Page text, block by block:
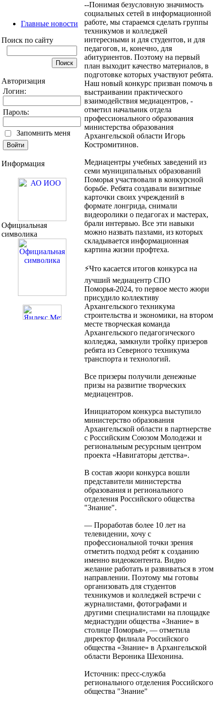
Главные новости
Поиск по сайту
Авторизация
Логин:
Пароль:
Запомнить меня
Информация
Официальная
символика
--Понимая безусловную значимость
социальных сетей в информационной
работе, мы стараемся сделать группы
техникумов и колледжей
интересными и для студентов, и для
педагогов, и, конечно, для
абитуриентов. Поэтому на первый
план выходит качество материалов, в
подготовке которых участвуют ребята.
Наш новый конкурс призван помочь в
выстраивании практического
взаимодействия медиацентров, -
отметил начальник отдела
профессионального образования
министерства образования
Архангельской области Игорь
Костромитинов.
Медиацентры учебных заведений из
семи муниципальных образований
Поморья участвовали в конкурсной
борьбе. Ребята создавали визитные
карточки своих учреждений в
формате лонгрида, снимали
видеоролики о педагогах и мастерах,
брали интервью. Все эти навыки
можно назвать пазлами, из которых
складывается информационная
картина жизни профтеха.
⚡Что касается итогов конкурса на
лучший медиацентр СПО
Поморья-2024, то первое место жюри
присудило коллективу
Архангельского техникума
строительства и экономики, на втором
месте творческая команда
Архангельского педагогического
колледжа, замкнули тройку призеров
ребята из Северного техникума
транспорта и технологий.
Все призеры получили денежные
призы на развитие творческих
медиацентров.
Инициатором конкурса выступило
министерство образования
Архангельской области в партнерстве
с Российским Союзом Молодежи и
региональным ресурсным центром
проекта «Навигаторы детства».
В состав жюри конкурса вошли
представители министерства
образования и регионального
отделения Российского общества
"Знание".
— Проработав более 10 лет на
телевидении, хочу с
профессиональной точки зрения
отметить подход ребят к созданию
именно видеоконтента. Видно
желание работать и развиваться в этом
направлении. Поэтому мы готовы
организовать для студентов
техникумов и колледжей встречи с
журналистами, фотографами и
другими специалистами на площадке
медиастудии общества «Знание» в
столице Поморья», — отметила
директор филиала Российского
общества «Знание» в Архангельской
области Вероника Шехонина.
Источник: пресс-служба
регионального отделения Российского
общества "Знание"